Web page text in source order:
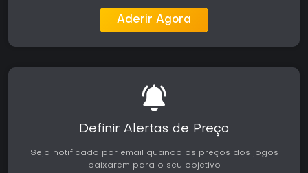
Aderir Agora
Definir Alertas de Preço
Seja notificado por email quando os preços dos jogos
baixarem para o seu objetivo